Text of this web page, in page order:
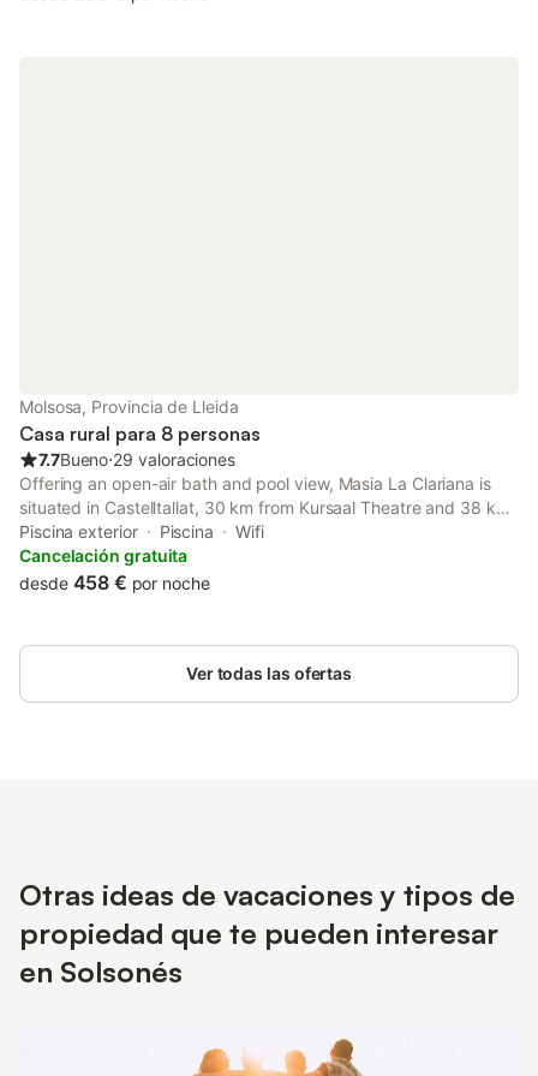
Molsosa, Provincia de Lleida
Casa rural para 8 personas
7.7Bueno⋅29 valoraciones
Offering an open-air bath and pool view, Masia La Clariana is
situated in Castelltallat, 30 km from Kursaal Theatre and 38 km
from Cardona Salt Mountain Cultural Park.
Piscina exterior Piscina
Wifi
Cancelación gratuita
desde 458 € por noche
Ver todas las ofertas
Otras ideas de vacaciones y tipos de
propiedad que te pueden interesar
en Solsonés